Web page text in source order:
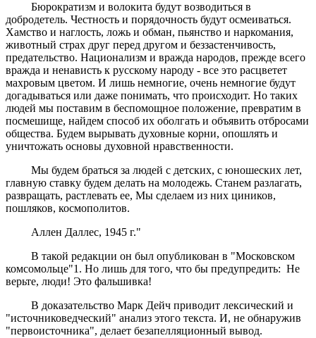
Бюрократизм и волокита будут возводиться в
добродетель. Честность и порядочность будут осмеиваться.
Хамство и наглость, ложь и обман, пьянство и наркомания,
животный страх друг перед другом и беззастенчивость,
предательство. Национализм и вражда народов, прежде всего
вражда и ненависть к русскому народу - все это расцветет
махровым цветом. И лишь немногие, очень немногие будут
догадываться или даже понимать, что происходит. Но таких
людей мы поставим в беспомощное положение, превратим в
посмешище, найдем способ их оболгать и объявить отбросами
общества. Будем вырывать духовные корни, опошлять и
уничтожать основы духовной нравственности.
Мы будем браться за людей с детских, с юношеских лет,
главную ставку будем делать на молодежь. Станем разлагать,
развращать, растлевать ее, Мы сделаем из них циников,
пошляков, космополитов.
Аллен Даллес, 1945 г."
В такой редакции он был опубликован в "Московском
комсомольце"1. Но лишь для того, что бы предупредить: Не
верьте, люди! Это фальшивка!
В доказательство Марк Дейч приводит лексический и
"источниковедческий" анализ этого текста. И, не обнаружив
"первоисточника", делает безапелляционный вывод.